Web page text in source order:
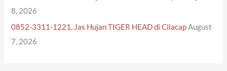
8, 2026
0852-3311-1221, Jas Hujan TIGER HEAD di Cilacap August
7, 2026